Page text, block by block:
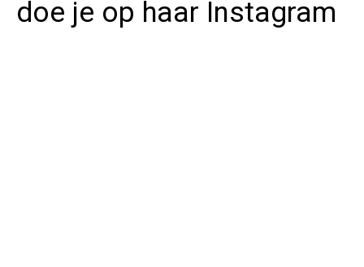
doe je op haar Instagram